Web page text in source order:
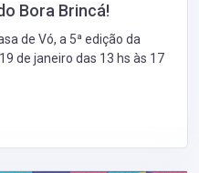
Bora Brincá!
de Vó, a 5ª edição da
de janeiro das 13 hs às 17